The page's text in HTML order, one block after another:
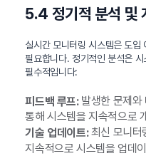
5.4 정기적 분석 및
실시간 모니터링 시스템은 도입
필요합니다. 정기적인 분석은
필수적입니다:
피드백 루프:발생한 문제와
통해 시스템을 지속적으로
기술 업데이트:최신 모니터
지속적으로 시스템을 업데